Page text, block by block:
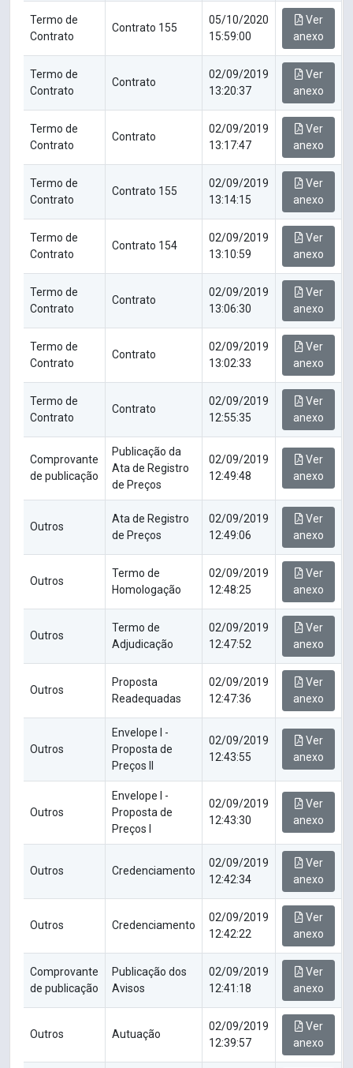
Termo de
Contrato
Contrato 155
05/10/2020
15:59:00
Ver
anexo
Termo de
Contrato
Contrato
02/09/2019
13:20:37
Ver
anexo
Termo de
Contrato
Contrato
02/09/2019
13:17:47
Ver
anexo
Termo de
Contrato
Contrato 155
02/09/2019
13:14:15
Ver
anexo
Termo de
Contrato
Contrato 154
02/09/2019
13:10:59
Ver
anexo
Termo de
Contrato
Contrato
02/09/2019
13:06:30
Ver
anexo
Termo de
Contrato
Contrato
02/09/2019
13:02:33
Ver
anexo
Termo de
Contrato
Contrato
02/09/2019
12:55:35
Ver
anexo
Comprovante
de publicação
Publicação da
Ata de Registro
de Preços
02/09/2019
12:49:48
Ver
anexo
Outros
Ata de Registro
de Preços
02/09/2019
12:49:06
Ver
anexo
Outros
Termo de
Homologação
02/09/2019
12:48:25
Ver
anexo
Outros
Termo de
Adjudicação
02/09/2019
12:47:52
Ver
anexo
Outros
Proposta
Readequadas
02/09/2019
12:47:36
Ver
anexo
Outros
Envelope I -
Proposta de
Preços II
02/09/2019
12:43:55
Ver
anexo
Outros
Envelope I -
Proposta de
Preços I
02/09/2019
12:43:30
Ver
anexo
Outros Credenciamento
02/09/2019
12:42:34
Ver
anexo
Outros Credenciamento
02/09/2019
12:42:22
Ver
anexo
Comprovante
de publicação
Publicação dos
Avisos
02/09/2019
12:41:18
Ver
anexo
Outros Autuação
02/09/2019
12:39:57
Ver
anexo